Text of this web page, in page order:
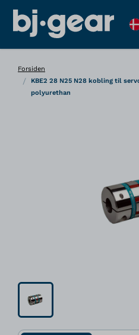
Forsiden
/
KBE2 28 N25 N28 kobling til
polyurethan